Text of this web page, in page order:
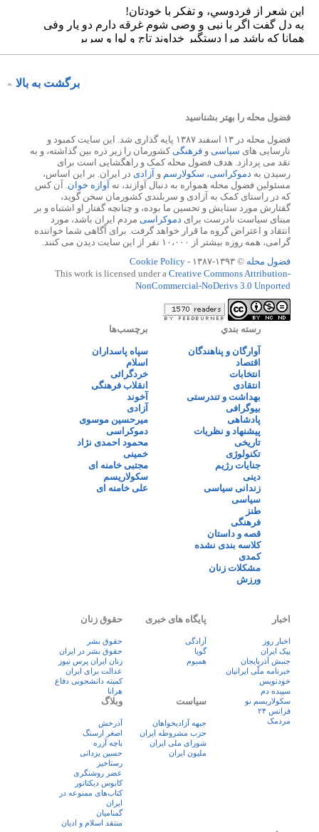
برگشت به بالا
فضول محله را بهتر بشناسید
فضول محله در ۱۳ اسفند ۱۳۸۷ پایه گذاری شد. این سایت کمبود و
نارسایی های سیاسی و فرهنگیکشورمان را زیر ذره بین گذاشته، و به
نقد می پردازد. هدف فضول محله کمک و راهگشایی است برای
رسیدن به دموکراسی، سکولارسم و آزادی در ایران. بر این اساس،
مسئولین فضول محله همواره به دنبال آوازند، نه آوازه خوان. آن کس
که در راستای کمک به آزادی و سربلندی کشورمان سخن گوید،
گفتارش مورد ستایش و تحسین ما بوده، و چنانچه گفتار او اشتباه و بر
مبنای سیاست نادرست برای دموکراسی مردم ایران باشد، مورد
انتقاد و اعتراض گروه ما قرار خواهد گرفت. برای آگاهی شما خواننده
گرامی، همه روزه بیشتر از ۱۰،۰۰۰ نفر از این سایت دیدن می کنند.
فضول محله © ۱۳۹۳-۱۳۸۷ -
Cookie Policy
This work is licensed under a Creative Commons Attribution-
NonCommercial-NoDerivs 3.0 Unported
رسته بندي
آوارگان و پناهندگان
اقتصاد
انتخابات
انتقادی
بهداشت و تندرستی
بیوگرافی
پادشاهی
پیشنهاد و نظریات
تاریخی
تکنولوژی
جنایات رژیم
دینی
زندانی سیاسی
سیاسی
طنز
فرهنگی
قصه و داستان
کلاسه بندی نشده
کمدی
مشکلات زنان
ورزش
برچسب‌ها
سپاه پاسداران
اسلام
خردگرائی
انقلاب فرهنگی
آخوند
آزادی
میرحسین موسوی
دموکراسی
محمود احمدی نژاد
خمینی
مجتبی خامنه ای
سکولاریسم
علی خامنه ای
اخبار
اخبار روز
پيک ايران
جنبش آذربایجان
خبرنامه ملّی ایرانیان
خودنویس
سپیده دم
سکولاریسم نو
فرانس ۲۴
مردمک
پایگاه های خبری
آزادگی
گویا
همبوم
حقوق زنان
حقوق بشر
حقوق بشر در ایران
زنان ايران پرس نيوز
عدالت برای ایران
کمیته دانشجویی دفاع
هرانا
سیاست
جبهه آزادیخواهان
حزب مشروطه ایران
شورای ملی ایران
ملیون ایران
وبلاگ
آذرخش
اصغر ارسنگ
باچه آزره
حسین یزدانی
رستاخیز
عضر روشنگری
کابوس دیکتاتور
کتاب‌های ممنوعه در
ایران
گمنامیان
منتقد اسلام و ادیان